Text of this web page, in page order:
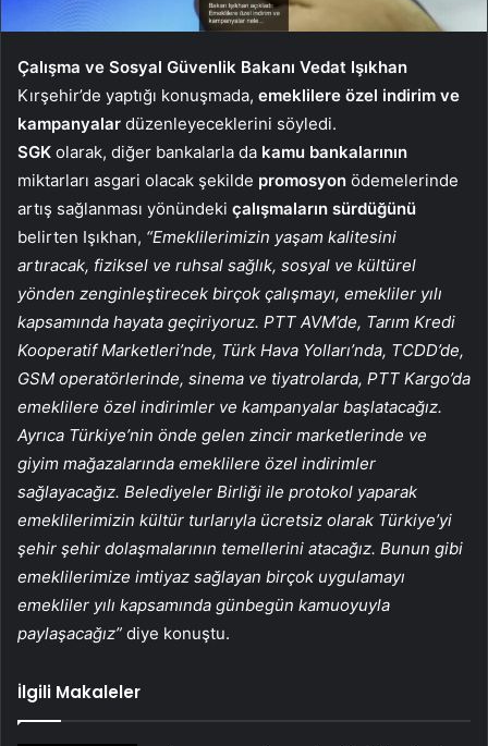
Çalışma ve Sosyal Güvenlik Bakanı Vedat Işıkhan
Kırşehir’de yaptığı konuşmada, emeklilere özel indirim ve
kampanyalar düzenleyeceklerini söyledi.
SGK olarak, diğer bankalarla da kamu bankalarının
miktarları asgari olacak şekilde promosyon ödemelerinde
artış sağlanması yönündeki çalışmaların sürdüğünü
belirten Işıkhan, “Emeklilerimizin yaşam kalitesini
artıracak, fiziksel ve ruhsal sağlık, sosyal ve kültürel
yönden zenginleştirecek birçok çalışmayı, emekliler yılı
kapsamında hayata geçiriyoruz. PTT AVM’de, Tarım Kredi
Kooperatif Marketleri’nde, Türk Hava Yolları’nda, TCDD’de,
GSM operatörlerinde, sinema ve tiyatrolarda, PTT Kargo’da
emeklilere özel indirimler ve kampanyalar başlatacağız.
Ayrıca Türkiye’nin önde gelen zincir marketlerinde ve
giyim mağazalarında emeklilere özel indirimler
sağlayacağız. Belediyeler Birliği ile protokol yaparak
emeklilerimizin kültür turlarıyla ücretsiz olarak Türkiye’yi
şehir şehir dolaşmalarının temellerini atacağız. Bunun gibi
emeklilerimize imtiyaz sağlayan birçok uygulamayı
emekliler yılı kapsamında günbegün kamuoyuyla
paylaşacağız” diye konuştu.
İlgili Makaleler